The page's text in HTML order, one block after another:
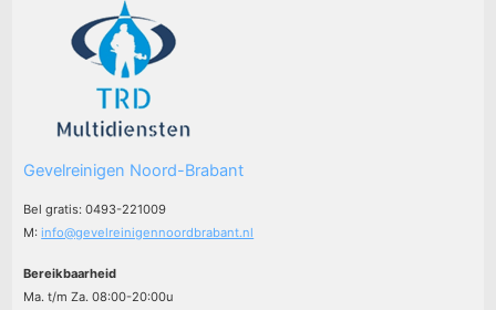
Gevelreinigen Noord-Brabant
Bel gratis: 0493-221009
M:info@gevelreinigennoordbrabant.nl
Bereikbaarheid
Ma. t/m Za. 08:00-20:00u